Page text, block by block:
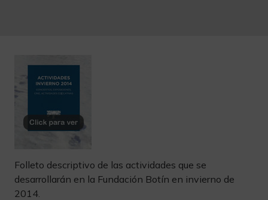
Folleto descriptivo de las actividades que se
desarrollarán en la Fundación Botín en invierno de
2014.